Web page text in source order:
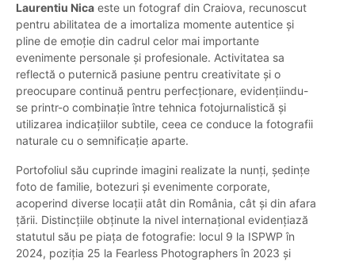
Laurentiu Nica este un fotograf din Craiova, recunoscut
pentru abilitatea de a imortaliza momente autentice și
pline de emoție din cadrul celor mai importante
evenimente personale și profesionale. Activitatea sa
reflectă o puternică pasiune pentru creativitate și o
preocupare continuă pentru perfecționare, evidențiindu-
se printr-o combinație între tehnica fotojurnalistică și
utilizarea indicațiilor subtile, ceea ce conduce la fotografii
naturale cu o semnificație aparte.
Portofoliul său cuprinde imagini realizate la nunți, ședințe
foto de familie, botezuri și evenimente corporate,
acoperind diverse locații atât din România, cât și din afara
țării. Distincțiile obținute la nivel internațional evidențiază
statutul său pe piața de fotografie: locul 9 la ISPWP în
2024, poziția 25 la Fearless Photographers în 2023 și